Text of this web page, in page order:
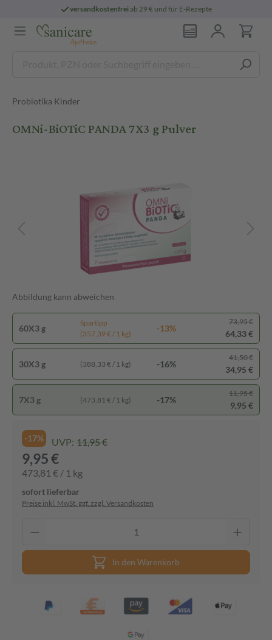
versandkostenfreiab 29 € und für E-Rezepte
Probiotika Kinder
OMNi-BiOTiC PANDA 7X3 g Pulver
Abbildung kann abweichen
60X3 g
Spartipp
(357,39 € / 1 kg)
-13%
73,95 €
64,33 €
30X3 g (388,33 € / 1 kg) -16%
41,50 €
34,95 €
7X3 g (473,81 € / 1 kg) -17%
11,95 €
9,95 €
-17% UVP: 11,95 €
9,95 €
473,81 € / 1 kg
sofort lieferbar
Preise inkl. MwSt. ggf. zzgl. Versandkosten
In den Warenkorb